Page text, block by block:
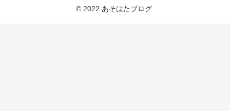
© 2022 あそはたブログ.